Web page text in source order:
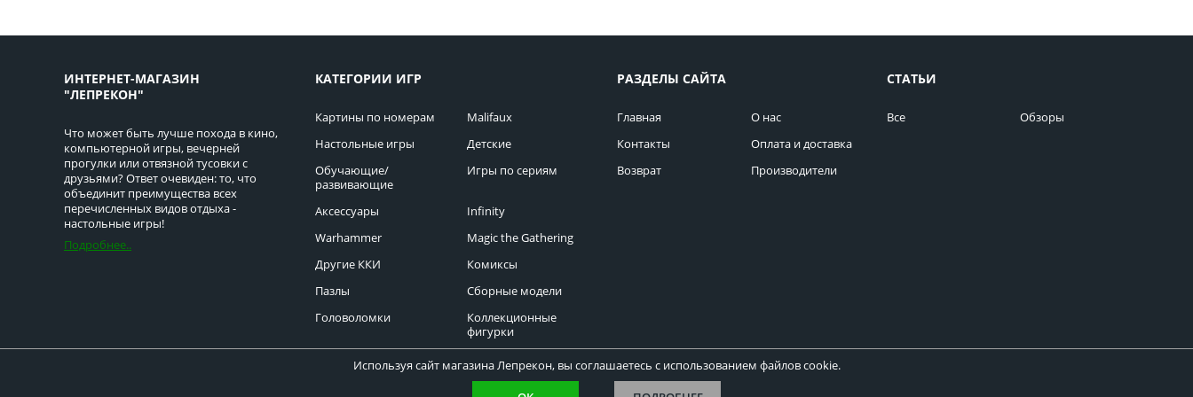
ИНТЕРНЕТ-МАГАЗИН
"ЛЕПРЕКОН"
Что может быть лучше похода в кино,
компьютерной игры, вечерней
прогулки или отвязной тусовки с
друзьями? Ответ очевиден: то, что
объединит преимущества всех
перечисленных видов отдыха -
настольные игры!
Подробнее..
КАТЕГОРИИ ИГР
Картины по номерам
Malifaux
Настольные игры
Детские
Обучающие/
развивающие
Игры по сериям
Аксессуары
Infinity
Warhammer
Magic the Gathering
Другие ККИ
Комиксы
Пазлы
Сборные модели
Головоломки
Коллекционные
фигурки
РАЗДЕЛЫ САЙТА
Главная
О нас
Контакты
Оплата и доставка
Возврат
Производители
СТАТЬИ
Все Обзоры
Используя сайт магазина Лепрекон, вы соглашаетесь с использованием файлов cookie.